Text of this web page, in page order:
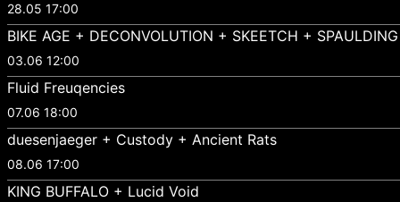
28.05 17:00
BIKE AGE + DECONVOLUTION + SKEETCH + SPAULDING
03.06 12:00
Fluid Freuqencies
07.06 18:00
duesenjaeger + Custody + Ancient Rats
08.06 17:00
KING BUFFALO + Lucid Void